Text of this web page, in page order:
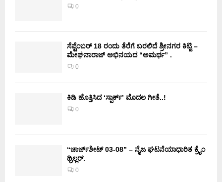
0
ಸೆಪ್ಟೆಂಬರ್ 18 ರಂದು ತೆರೆಗೆ ಬರಲಿದೆ ಶ್ರೀನಗರ ಕಿಟ್ಟಿ –
ಮೇಘನಾರಾಜ್ ಅಭಿನಯದ “ಅಮರ್ಥ” .
0
ಕಿಡಿ‌‌ ಹೊತ್ತಿಸಿದ ‘ಸ್ಪಾರ್ಕ್’ ಮೊದಲ‌ ಗೀತೆ..!
0
“ಚಾರ್ಜ್‌ಶೀಟ್ 03-08” – ನೈಜ ಘಟನೆಯಾಧಾರಿತ ಕ್ರೈಂ
ಥ್ರಿಲ್ಲರ್.
0